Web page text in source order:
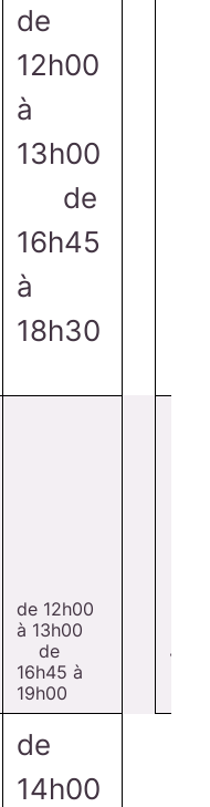
de
12h00
à
13h00
de
16h45
à
18h30
de 12h00
à 13h00
de
16h45 à
19h00
de
14h00